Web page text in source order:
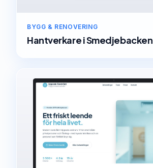
BYGG & RENOVERING
HantverkareiSmedjebacken